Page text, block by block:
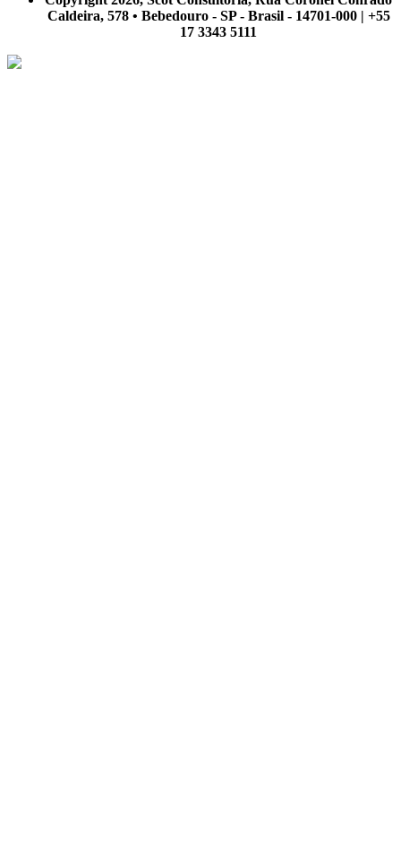
Caldeira, 578 • Bebedouro - SP - Brasil - 14701-000 | +55
17 3343 5111